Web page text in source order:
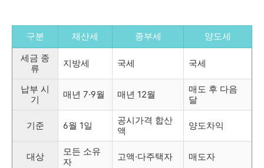
구분 재산세 종부세
양도세
세금 종
류
지방세 국세 국세
납부 시
기
매년 7·9월 매년 12월
매도 후 다음
달
기준 6월 1일
공시가격 합산
액
양도차익
대상
모든 소유
자
고액·다주택자 매도자